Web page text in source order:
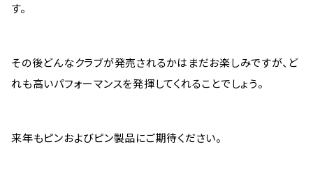
す。
その後どんなクラブが発売されるかはまだお楽しみですが、ど
れも高いパフォーマンスを発揮してくれることでしょう。
来年もピンおよびピン製品にご期待ください。